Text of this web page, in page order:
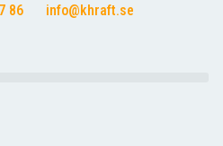
86 info@khraft.se